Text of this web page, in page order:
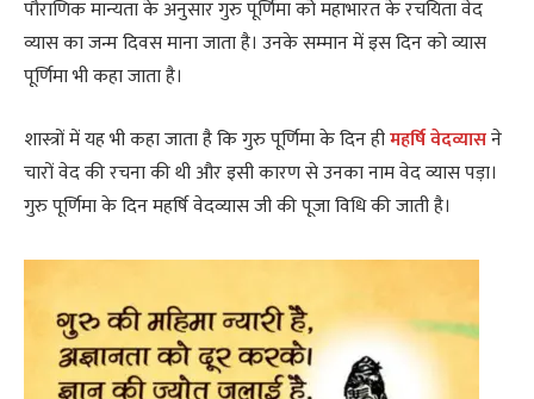
पौराणिक मान्यता के अनुसार गुरु पूर्णिमा को महाभारत के रचयिता वेद
व्यास का जन्म दिवस माना जाता है। उनके सम्मान में इस दिन को व्यास
पूर्णिमा भी कहा जाता है।
शास्त्रों में यह भी कहा जाता है कि गुरु पूर्णिमा के दिन हीमहर्षि वेदव्यासने
चारों वेद की रचना की थी और इसी कारण से उनका नाम वेद व्यास पड़ा।
गुरु पूर्णिमा के दिन महर्षि वेदव्यास जी की पूजा विधि की जाती है।